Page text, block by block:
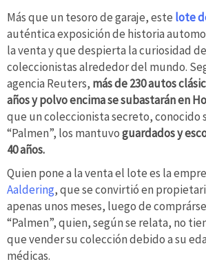
Más que un tesoro de garaje, este lote
auténtica exposición de historia
la venta y que despierta la curiosidad
coleccionistas alrededor del mundo.
agencia Reuters, más de 230 autos
años y polvo encima se subastarán en
que un coleccionista secreto, conocido
“Palmen”, los mantuvoguardados y
40 años.
Quien pone a la venta el lote es la
Aaldering, que se convirtió en
apenas unos meses, luego de
“Palmen”, quien, según se relata, no
que vender su colección debido a su
médicas.